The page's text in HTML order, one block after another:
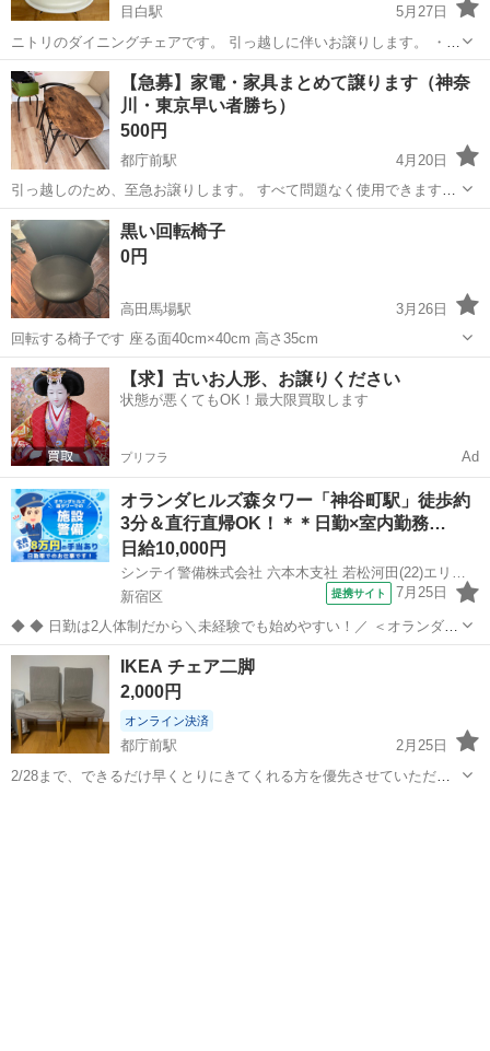
目白駅
5月27日
ニトリのダイニングチェアです。 引っ越しに伴いお譲りします。 ・通
常使用による汚れ、使用感あり ・まだ問題なく使用できます ・カラ
ー：ホワイト ・サイズ：幅48.5×奥行55×高さ80cm ・下記商品です。
https:/...
東京 新宿区 目白駅 椅子 ダイニング
【急募】家電・家具まとめて譲ります（神奈
川・東京早い者勝ち）
500円
都庁前駅
4月20日
引っ越しのため、至急お譲りします。 すべて問題なく使用できます。
【内容】 ・SHARP 洗濯機（5.5kg / ES-GEシリーズ） ・SHARP 冷蔵
庫（2ドア / 約120Lクラス） 【家具】 ・2人用ダイニングテーブ...
東京 新宿区 都庁前駅
黒い回転椅子
0円
高田馬場駅
3月26日
回転する椅子です 座る面40cm×40cm 高さ35cm
東京 新宿区 高田馬場駅 椅子
【求】古いお人形、お譲りください
状態が悪くてもOK！最大限買取します
プリフラ Ad
オランダヒルズ森タワー「神谷町駅」徒歩約
3分＆直行直帰OK！＊＊日勤×室内勤務…
日給10,000円
新宿区
提携サイト 7月25日
◆ ◆ 日勤は2人体制だから＼未経験でも始めやすい！／ ＜オランダヒ
ルズ森タワーで施設警備をお任せ＞ 日勤のみ＆週3日～OKの自由シフ
ト制 プライベートとの両立もバッチリ！ アクセス抜群で通勤も楽チン
です♪ ＼未経験ス...
東京 新宿区 警備員
IKEA チェア二脚
2,000円
オンライン決済
都庁前駅
2月25日
2/28まで、できるだけ早くとりにきてくれる方を優先させていただき